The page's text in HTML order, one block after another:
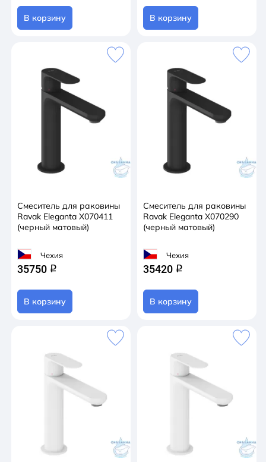
В корзину В корзину
Смеситель для раковины
Ravak Eleganta X070411
(черный матовый)
Чехия
35750 q
В корзину
Смеситель для раковины
Ravak Eleganta X070290
(черный матовый)
Чехия
35420 q
В корзину